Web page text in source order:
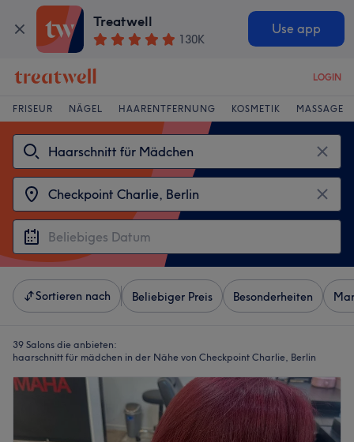
Treatwell
130K
Use app
LOGIN
FRISEUR NÄGEL HAARENTFERNUNG KOSMETIK MASSAGE
Sortieren nach Beliebiger Preis Besonderheiten
39 Salons die anbieten:
haarschnitt für mädchen in der Nähe von Checkpoint Charlie, Berlin